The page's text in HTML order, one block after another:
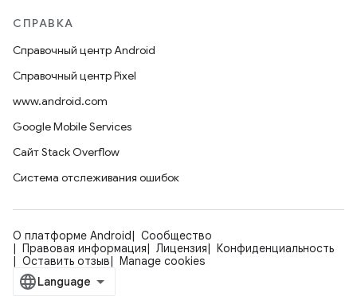
СПРАВКА
Справочный центр Android
Справочный центр Pixel
www.android.com
Google Mobile Services
Сайт Stack Overflow
Система отслеживания ошибок
О платформе Android
Сообщество
Правовая информация
Лицензия
Конфиденциальность
Оставить отзыв
Manage cookies